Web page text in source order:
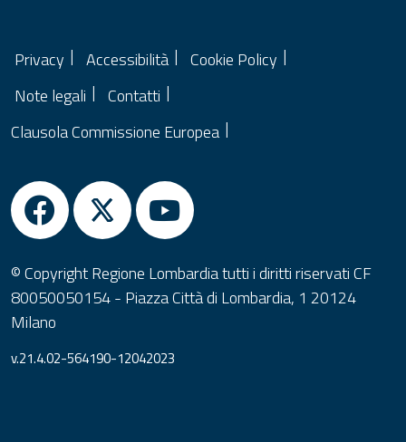
Privacy Accessibilità
Cookie Policy
Note legali
Contatti
Clausola Commissione Europea
© Copyright Regione Lombardia tutti i diritti riservati CF
80050050154 - Piazza Città di Lombardia, 1 20124
Milano
v.21.4.02-564190-12042023